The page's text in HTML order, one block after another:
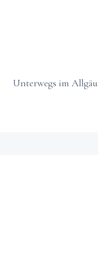
Unterwegs im Allgäu